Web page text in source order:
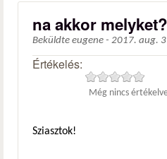
na akkor
Beküldte eugene - 2017. aug.
Értékelés:
Még nincs
Sziasztok!